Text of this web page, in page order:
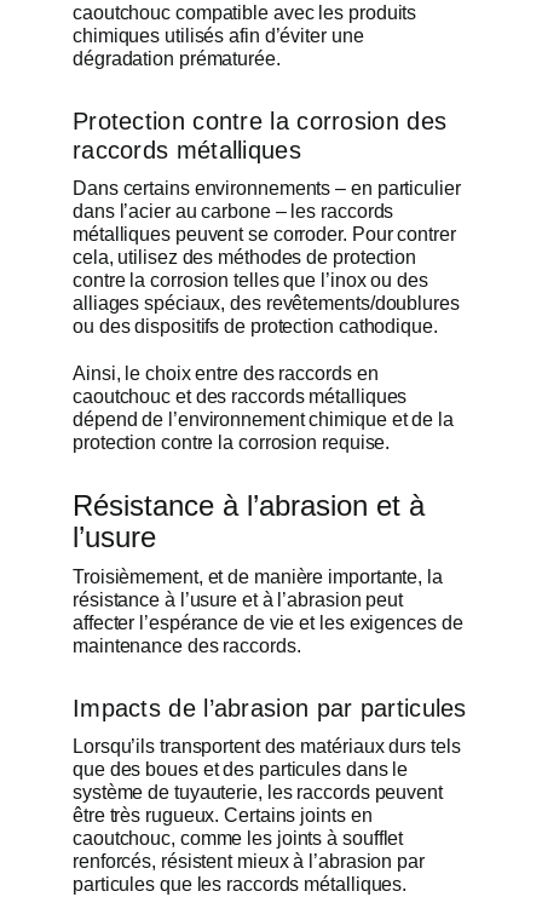
caoutchouc compatible avec les produits
chimiques utilisés afin d’éviter une
dégradation prématurée.
Protection contre la corrosion des
raccords métalliques
Dans certains environnements – en particulier
dans l’acier au carbone – les raccords
métalliques peuvent se corroder. Pour contrer
cela, utilisez des méthodes de protection
contre la corrosion telles que l’inox ou des
alliages spéciaux, des revêtements/doublures
ou des dispositifs de protection cathodique.
Ainsi, le choix entre des raccords en
caoutchouc et des raccords métalliques
dépend de l’environnement chimique et de la
protection contre la corrosion requise.
Résistance à l’abrasion et à
l’usure
Troisièmement, et de manière importante, la
résistance à l’usure et à l’abrasion peut
affecter l’espérance de vie et les exigences de
maintenance des raccords.
Impacts de l’abrasion par particules
Lorsqu’ils transportent des matériaux durs tels
que des boues et des particules dans le
système de tuyauterie, les raccords peuvent
être très rugueux. Certains joints en
caoutchouc, comme les joints à soufflet
renforcés, résistent mieux à l’abrasion par
particules que les raccords métalliques.